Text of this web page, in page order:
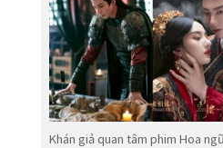
Khán giả quan tâm phim Hoa